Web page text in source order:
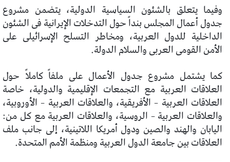
وفيما يتعلق بالشئون السياسية الدولية، يتضمن مشروع
جدول أعمال المجلس بنداً حول التدخلات الإيرانية فى الشئون
الداخلية للدول العربية، ومخاطر التسلح الإسرائيلى على
الأمن القومى العربى والسلام الدولة.
كما يشتمل مشروع جدول الأعمال على ملفاً كاملاً حول
العلاقات العربية مع التجمعات الإقليمية والدولية، خاصة
العلاقات العربية – الأفريقية، والعلاقات العربية – الأوروبية،
والعلاقات العربية – الروسية، والعلاقات العربية مع كل من:
اليابان والهند والصين ودول أمريكا اللاتينية، إلى جانب ملف
العلاقات بين جامعة الدول العربية ومنظمة الأمم المتحدة.